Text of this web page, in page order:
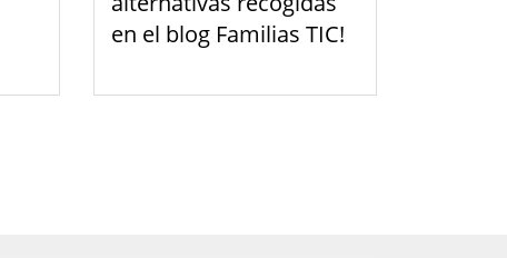
en el blog Familias TIC!